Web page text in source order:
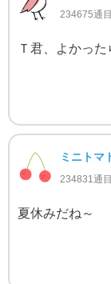
234675通
Ｔ君、よかっ
ミニトマ
234831通
夏休みだね～